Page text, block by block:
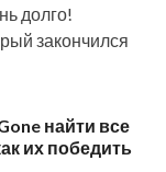
долго!
закончился
найти все
их победить